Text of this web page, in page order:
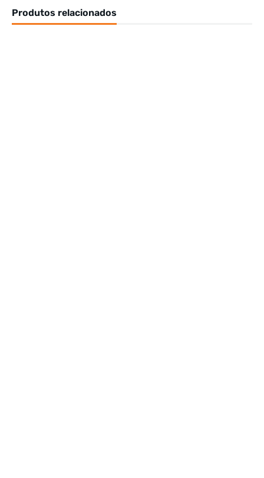
Produtos relacionados